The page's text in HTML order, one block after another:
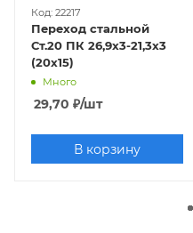
Код: 22217
Переход стальной
Ст.20 ПК 26,9х3-21,3х3
(20х15)
Много
29,70 ₽/шт
В корзину